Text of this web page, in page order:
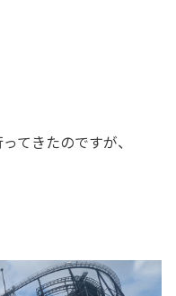
てきたのですが、